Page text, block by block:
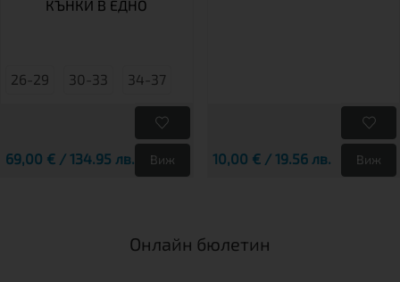
КЪНКИ В ЕДНО
26-29 30-33 34-37
69,00 € / 134.95 лв. Виж 10,00 € / 19.56 лв. Виж
Онлайн бюлетин